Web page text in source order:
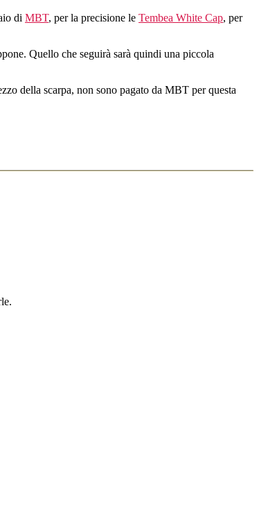
di MBT, per la precisione le Tembea White Cap, per
Quello che seguirà sarà quindi una piccola
della scarpa, non sono pagato da MBT per questa